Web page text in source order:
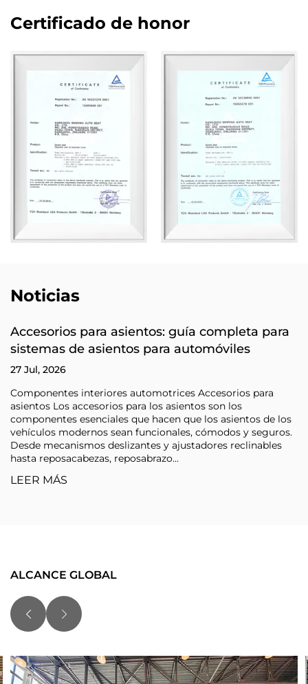
Certificado de honor
Noticias
Accesorios para asientos: guía completa para
sistemas de asientos para automóviles
27 Jul, 2026
Componentes interiores automotrices Accesorios para
asientos Los accesorios para los asientos son los
componentes esenciales que hacen que los asientos de los
vehículos modernos sean funcionales, cómodos y seguros.
Desde mecanismos deslizantes y ajustadores reclinables
hasta reposacabezas, reposabrazo...
LEER MÁS
ALCANCE GLOBAL